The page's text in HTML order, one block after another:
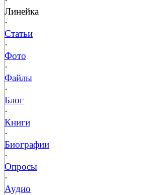
Линейка
·
Статьи
·
Фото
·
Файлы
·
Блог
·
Книги
·
Биографии
·
Опросы
·
Аудио